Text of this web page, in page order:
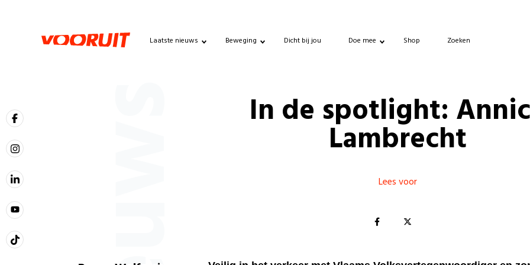
Laatste nieuws Beweging Dicht bij jou Doe mee Shop Zoeken
In de spotlight:
Lambrecht
Lees voor